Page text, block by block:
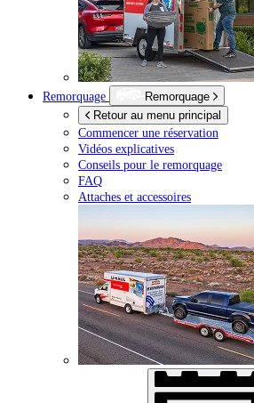
Remorquage
Remorquage
Retour au menu principal
Commencer une réservation
Vidéos explicatives
Conseils pour le remorquage
FAQ
Attaches et accessoires